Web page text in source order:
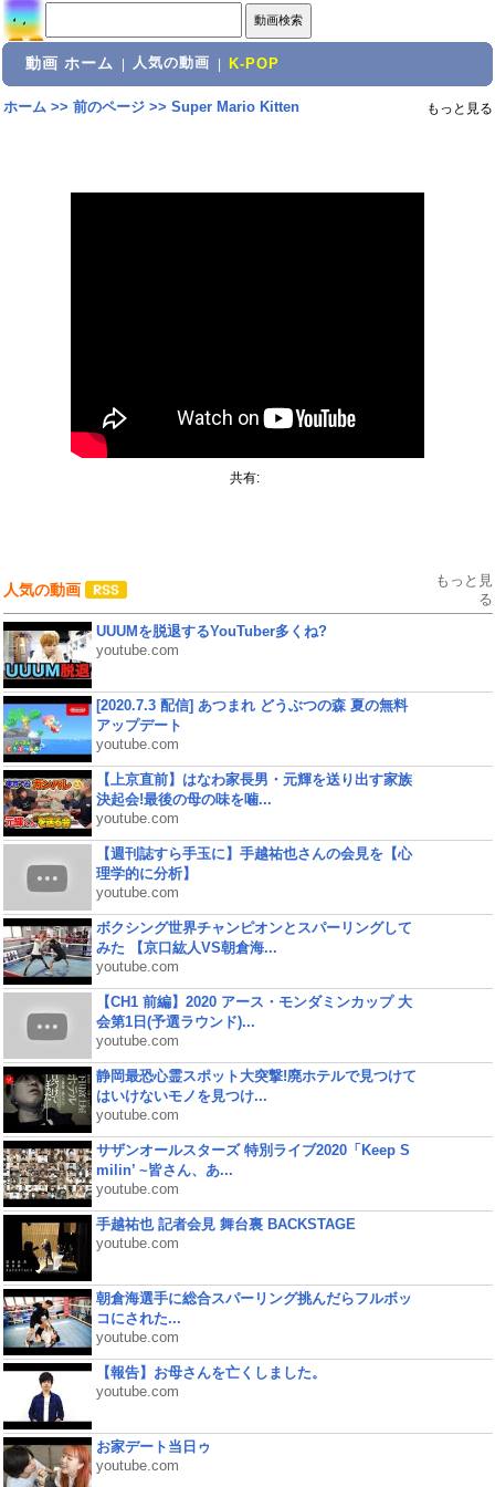
動画 ホーム 人気の動画 K-POP
ホーム>> 前のページ>> Super Mario Kitten もっと見る
共有:
人気の動画
もっと見
る
UUUMを脱退するYouTuber多くね?
youtube.com
[2020.7.3 配信] あつまれ どうぶつの森 夏の無料
アップデート
youtube.com
【上京直前】はなわ家長男・元輝を送り出す家族
決起会!最後の母の味を噛...
youtube.com
【週刊誌すら手玉に】手越祐也さんの会見を【心
理学的に分析】
youtube.com
ボクシング世界チャンピオンとスパーリングして
みた 【京口紘人VS朝倉海...
youtube.com
【CH1 前編】2020 アース・モンダミンカップ 大
会第1日(予選ラウンド)...
youtube.com
静岡最恐心霊スポット大突撃!廃ホテルで見つけて
はいけないモノを見つけ...
youtube.com
サザンオールスターズ 特別ライブ2020「Keep S
milin’ ~皆さん、あ...
youtube.com
手越祐也 記者会見 舞台裏 BACKSTAGE
youtube.com
朝倉海選手に総合スパーリング挑んだらフルボッ
コにされた...
youtube.com
【報告】お母さんを亡くしました。
youtube.com
お家デート当日ゥ
youtube.com